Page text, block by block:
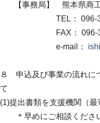
【事務局】 熊本県商工
TEL ：
096-
FAX ：
096-
e-mail
：
８ 申込及び事業の流れに
(1)提出書類を支援機関（
＊早めにご相談くださ